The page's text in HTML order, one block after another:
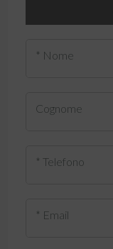
* Nome
Cognome
* Telefono
* Email